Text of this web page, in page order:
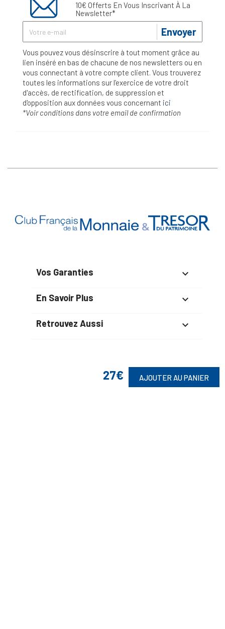
27€ AJOUTER AU PANIER
10€ Offerts En Vous Inscrivant À La
Newsletter*
Envoyer
Vous pouvez vous désinscrire à tout moment grâce au
lien inséré en bas de chacune de nos newsletters ou en
vous connectant à votre compte client. Vous trouverez
toutes les informations sur l’exercice de votre droit
d'accès, de rectification, de suppression et
d'opposition aux données vous concernant ici
*Voir conditions dans votre email de confirmation
Vos Garanties 
En Savoir Plus 
Retrouvez Aussi 
Suivez-Nous